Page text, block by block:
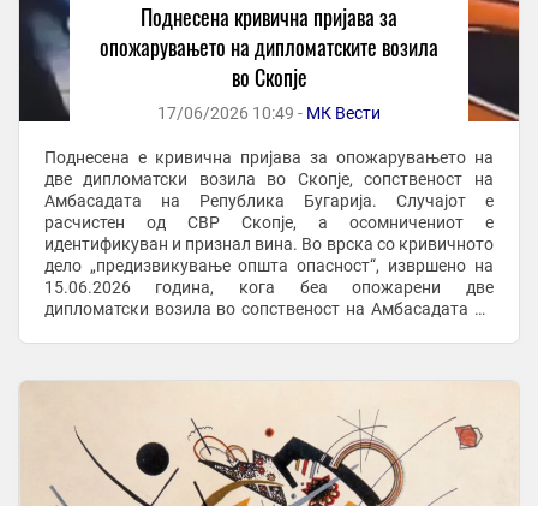
Поднесена кривична пријава за
опожарувањето на дипломатските возила
во Скопје
17/06/2026 10:49 - МК Вести
Поднесена е кривична пријава за опожарувањето на
две дипломатски возила во Скопје, сопственост на
Амбасадата на Република Бугарија. Случајот е
расчистен од СВР Скопје, а осомничениот е
идентификуван и признал вина. Во врска со кривичното
дело „предизвикување општа опасност“, извршено на
15.06.2026 година, кога беа опожарени две
дипломатски возила во сопственост на Амбасадата на